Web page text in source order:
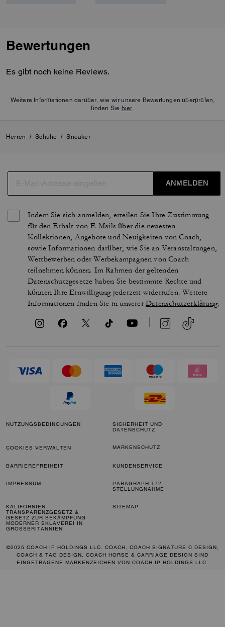
Bewertungen
Es gibt noch keine Reviews.
Weitere Informationen darüber, wie wir unsere Bewertungen überprüfen,
finden Sie hier
Herren / Schuhe / Sneaker
ANMELDEN
Indem Sie sich anmelden, erteilen Sie Ihre Zustimmung
für den Erhalt von E-Mails über die neuesten
Kollektionen, Angebote und Neuigkeiten von Coach,
sowie Informationen darüber, wie Sie an Veranstaltungen,
Wettbewerben oder Werbekampagnen von Coach
teilnehmen können. Im Rahmen der geltenden
Datenschutzgesetze haben Sie bestimmte Rechte und
können Ihre Einwilligung jederzeit widerrufen. Weitere
Informationen finden Sie in unsererDatenschutzerklärung.
NUTZUNGSBEDINGUNGEN
SICHERHEIT UND
DATENSCHUTZ
COOKIES VERWALTEN MARKENSCHUTZ
BARRIEREFREIHEIT KUNDENSERVICE
IMPRESSUM
PARAGRAPH 172
STELLUNGNAHME
KALIFORNIEN-
TRANSPARENZGESETZ &
GESETZ ZUR BEKÄMPFUNG
MODERNER SKLAVEREI IN
GROSSBRITANNIEN
SITEMAP
©2026 COACH IP HOLDINGS LLC. COACH, COACH SIGNATURE C DESIGN,
COACH & TAG DESIGN, COACH HORSE & CARRIAGE DESIGN SIND
EINGETRAGENE MARKENZEICHEN VON COACH IP HOLDINGS LLC.